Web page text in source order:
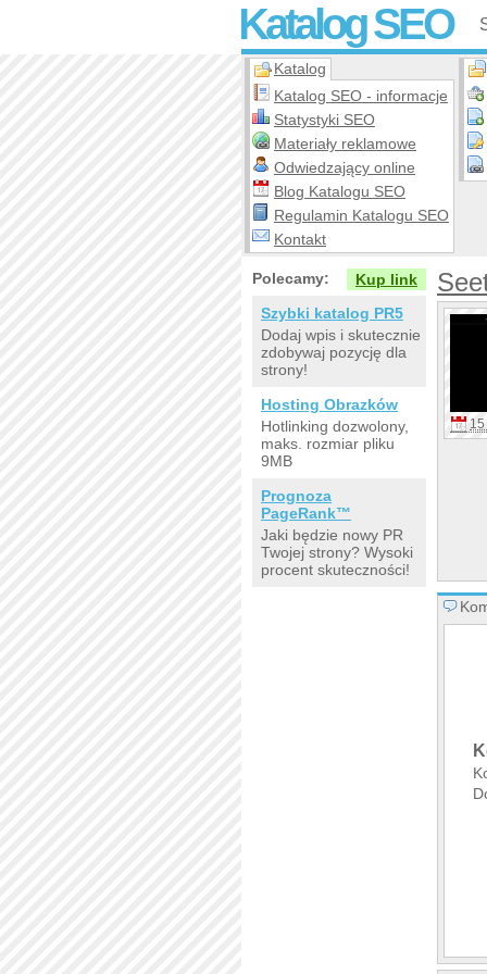
Katalog SEO
Katalog
Katalog SEO - informacje
Statystyki SEO
Materiały reklamowe
Odwiedzający online
Blog Katalogu SEO
Regulamin Katalogu SEO
Kontakt
15
Polecamy:
Kup link
Szybki katalog PR5
Dodaj wpis i skutecznie
zdobywaj pozycję dla
strony!
Hosting Obrazków
Hotlinking dozwolony,
maks. rozmiar pliku
9MB
Prognoza
PageRank™
Jaki będzie nowy PR
Twojej strony? Wysoki
procent skuteczności!